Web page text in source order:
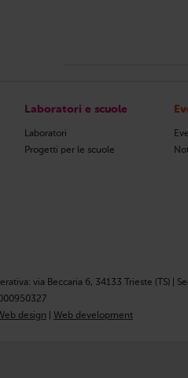
Laboratori e scuole
Laboratori
Progetti per le scuole
via Beccaria 6, 34133 Trieste (TS) |
design Web development